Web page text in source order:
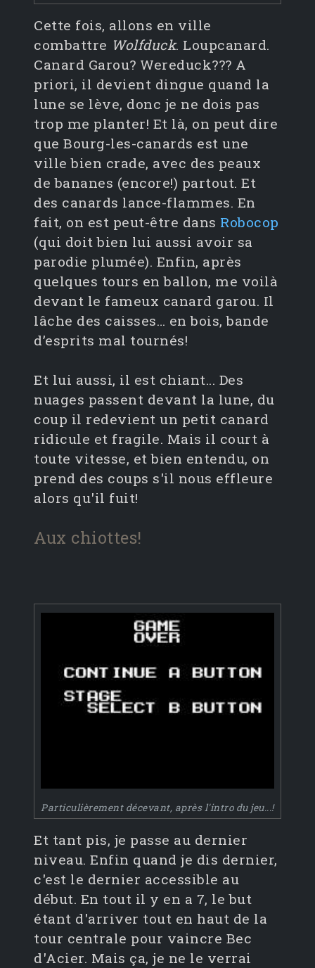
Cette fois, allons en ville
combattre Wolfduck. Loupcanard.
Canard Garou? Wereduck??? A
priori, il devient dingue quand la
lune se lève, donc je ne dois pas
trop me planter! Et là, on peut dire
que Bourg-les-canards est une
ville bien crade, avec des peaux
de bananes (encore!) partout. Et
des canards lance-flammes. En
fait, on est peut-être dans Robocop
(qui doit bien lui aussi avoir sa
parodie plumée). Enfin, après
quelques tours en ballon, me voilà
devant le fameux canard garou. Il
lâche des caisses… en bois, bande
d’esprits mal tournés!
Et lui aussi, il est chiant... Des
nuages passent devant la lune, du
coup il redevient un petit canard
ridicule et fragile. Mais il court à
toute vitesse, et bien entendu, on
prend des coups s'il nous effleure
alors qu'il fuit!
Aux chiottes!
Particulièrement décevant, après l'intro du jeu...!
Et tant pis, je passe au dernier
niveau. Enfin quand je dis dernier,
c'est le dernier accessible au
début. En tout il y en a 7, le but
étant d'arriver tout en haut de la
tour centrale pour vaincre Bec
d'Acier. Mais ça, je ne le verrai